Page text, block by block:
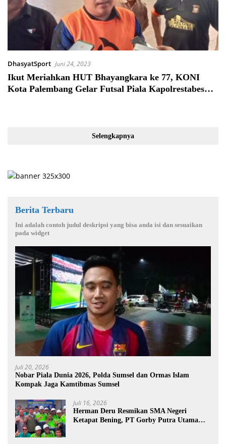
DhasyatSport Juni 24, 2023
Ikut Meriahkan HUT Bhayangkara ke 77, KONI
Kota Palembang Gelar Futsal Piala Kapolrestabes
Selengkapnya
Berita Terbaru
Ini adalah contoh judul deskripsi yang bisa anda isi dan sesuaikan
pada widget
Juli 20, 2026
Nobar Piala Dunia 2026, Polda Sumsel dan Ormas Islam
Kompak Jaga Kamtibmas Sumsel
Juli 16, 2026
Herman Deru Resmikan SMA Negeri
Ketapat Bening, PT Gorby Putra Utama